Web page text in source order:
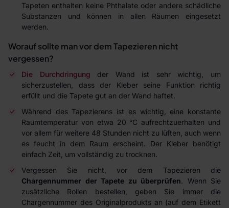
Tapeten enthalten keine Phthalate oder andere schädliche
Substanzen und können in allen Räumen eingesetzt
werden.
Worauf sollte man vor dem Tapezieren nicht
vergessen?
Die Durchdringung der Wand ist sehr wichtig, um
sicherzustellen, dass der Kleber seine Funktion richtig
erfüllt und die Tapete gut an der Wand haftet.
Während des Tapezierens ist es wichtig, eine konstante
Raumtemperatur von etwa 20 °C aufrechtzuerhalten und
vor allem für weitere 48 Stunden nicht zu lüften, auch wenn
es feucht in dem Raum erscheint. Der Kleber benötigt
einfach Zeit, um vollständig zu trocknen.
Vergessen Sie nicht, vor dem Tapezieren die
Chargennummer der Tapete zu überprüfen. Wenn Sie
zusätzliche Rollen bestellen, geben Sie immer die
Chargennummer des Originalprodukts an (auf dem Etikett